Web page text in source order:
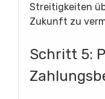
Streitigkeiten
Zukunft zu
Schritt 5: